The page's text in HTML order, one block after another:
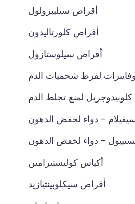
أقراص سيليبرولول
أقراص كلورتاليدون
أقراص سيلوستازول
لفرط شحميات الدم
كلوبيدوجريل لمنع تجلط الدم
- دواء لخفض الدهون
- دواء لخفض الدهون
أكياس كوليستيرامين
أقراص سيكلوبينثيازيد